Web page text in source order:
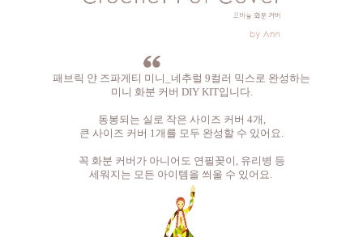
패브릭 얀 즈파게티 미니_네추럴 9컬러 믹스로 완성하는
미니 화분 커버 DIY KIT입니다.
동봉되는 실로 작은 사이즈 커버 4개,
큰 사이즈 커버 1개를 모두 완성할 수 있어요.
꼭 화분 커버가 아니어도 연필꽂이, 유리병 등
세워지는 모든 아이템을 씌울 수 있어요.